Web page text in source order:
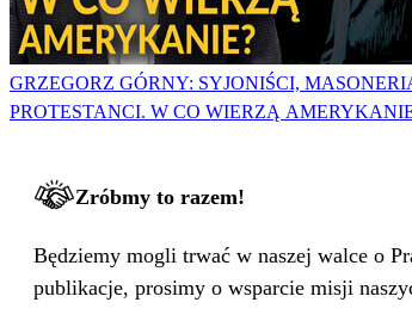
GRZEGORZ GÓRNY: SYJONIŚCI,
PROTESTANCI. W CO WIERZĄ
Zróbmy to razem!
Będziemy mogli trwać w naszej walce o
publikacje, prosimy o wsparcie misji